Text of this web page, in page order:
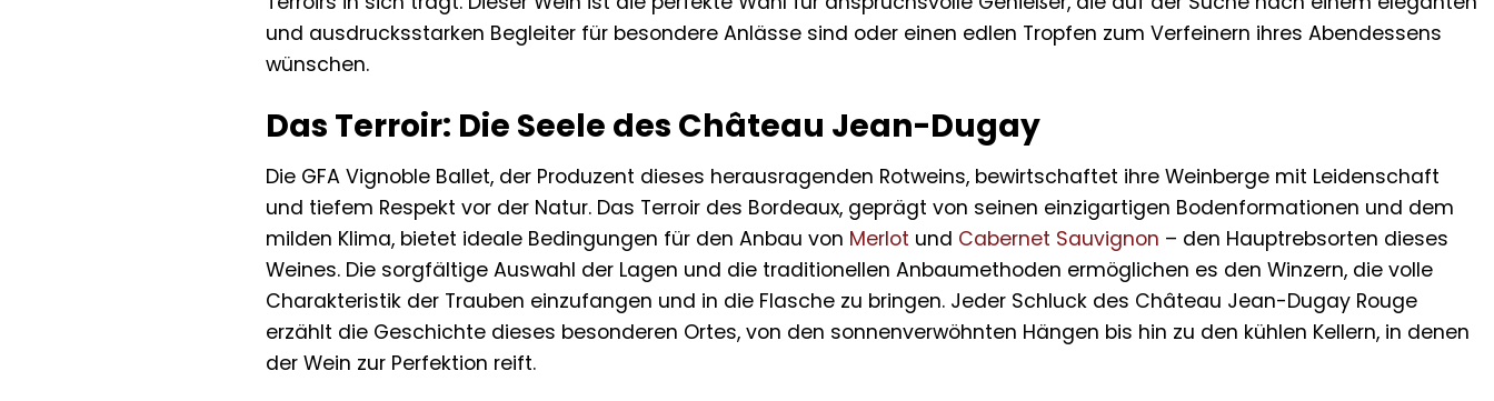
und ausdrucksstarken Begleiter für besondere Anlässe sind oder einen edlen Tropfen zum Verfeinern ihres Abendessens
wünschen.
Das Terroir: Die Seele des Château Jean-Dugay
Die GFA Vignoble Ballet, der Produzent dieses herausragenden Rotweins, bewirtschaftet ihre Weinberge mit Leidenschaft
und tiefem Respekt vor der Natur. Das Terroir des Bordeaux, geprägt von seinen einzigartigen Bodenformationen und dem
milden Klima, bietet ideale Bedingungen für den Anbau von Merlot und Cabernet Sauvignon – den Hauptrebsorten dieses
Weines. Die sorgfältige Auswahl der Lagen und die traditionellen Anbaumethoden ermöglichen es den Winzern, die volle
Charakteristik der Trauben einzufangen und in die Flasche zu bringen. Jeder Schluck des Château Jean-Dugay Rouge
erzählt die Geschichte dieses besonderen Ortes, von den sonnenverwöhnten Hängen bis hin zu den kühlen Kellern, in denen
der Wein zur Perfektion reift.